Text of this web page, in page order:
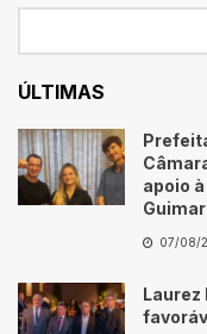
ÚLTIMAS
apoio
07/08/
Laurez